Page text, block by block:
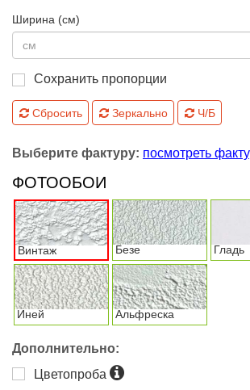
Ширина (см)
Сохранить пропорции
Сбросить Зеркально Ч/Б
Выберите фактуру: посмотреть
ФОТООБОИ
Винтаж Безе Гладь
Иней Альфреска
Дополнительно:
Цветопроба